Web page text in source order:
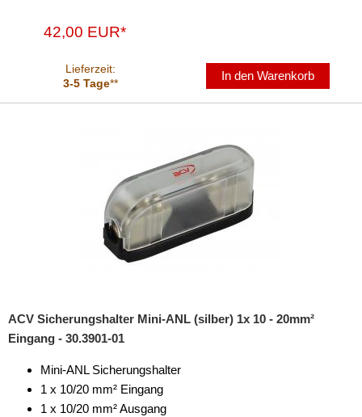
Batterieklemmen
ANL
Automaten
Flachsteck
42,00 EUR*
Lieferzeit:
3-5 Tage**
In den Warenkorb
ACV Sicherungshalter Mini-ANL (silber) 1x 10 - 20mm²
Eingang - 30.3901-01
Mini-ANL Sicherungshalter
1 x 10/20 mm² Eingang
1 x 10/20 mm² Ausgang